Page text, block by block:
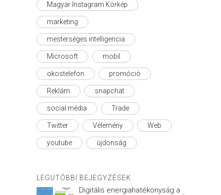
Magyar Instagram Körkép
marketing
mesterséges intelligencia
Microsoft mobil
okostelefon promóció
Reklám snapchat
social média Trade
Twitter Vélemény Web
youtube újdonság
LEGUTÓBBI BEJEGYZÉSEK
Digitális energiahatékonyság a